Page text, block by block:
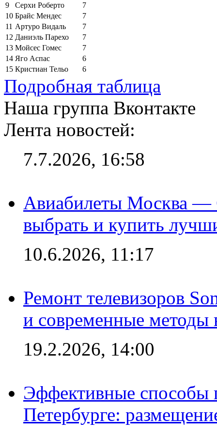
9
Серхи Роберто
7
10 Брайс Мендес
7
11 Артуро Видаль
7
12 Даниэль Парехо
7
13 Мойсес Гомес
7
14 Яго Аспас
6
15 Кристиан Тельо 6
Подробная таблица
Наша группа Вконтакте
Лента новостей:
7.7.2026, 16:58
Авиабилеты Москва —
выбрать и купить
10.6.2026, 11:17
Ремонт телевизоров
и современные методы
19.2.2026, 14:00
Эффективные способы
Петербурге: